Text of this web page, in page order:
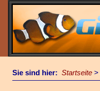
Sie sind hier: Startseite >